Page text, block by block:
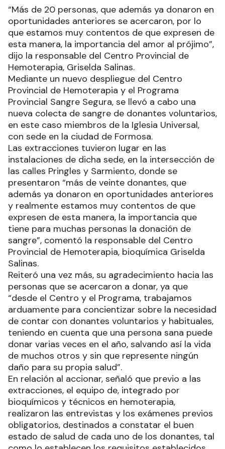
“Más de 20 personas, que además ya donaron en
oportunidades anteriores se acercaron, por lo
que estamos muy contentos de que expresen de
esta manera, la importancia del amor al prójimo”,
dijo la responsable del Centro Provincial de
Hemoterapia, Griselda Salinas.
Mediante un nuevo despliegue del Centro
Provincial de Hemoterapia y el Programa
Provincial Sangre Segura, se llevó a cabo una
nueva colecta de sangre de donantes voluntarios,
en este caso miembros de la Iglesia Universal,
con sede en la ciudad de Formosa.
Las extracciones tuvieron lugar en las
instalaciones de dicha sede, en la intersección de
las calles Pringles y Sarmiento, donde se
presentaron “más de veinte donantes, que
además ya donaron en oportunidades anteriores
y realmente estamos muy contentos de que
expresen de esta manera, la importancia que
tiene para muchas personas la donación de
sangre”, comentó la responsable del Centro
Provincial de Hemoterapia, bioquímica Griselda
Salinas.
Reiteró una vez más, su agradecimiento hacia las
personas que se acercaron a donar, ya que
“desde el Centro y el Programa, trabajamos
arduamente para concientizar sobre la necesidad
de contar con donantes voluntarios y habituales,
teniendo en cuenta que una persona sana puede
donar varias veces en el año, salvando así la vida
de muchos otros y sin que represente ningún
daño para su propia salud”.
En relación al accionar, señaló que previo a las
extracciones, el equipo de, integrado por
bioquímicos y técnicos en hemoterapia,
realizaron las entrevistas y los exámenes previos
obligatorios, destinados a constatar el buen
estado de salud de cada uno de los donantes, tal